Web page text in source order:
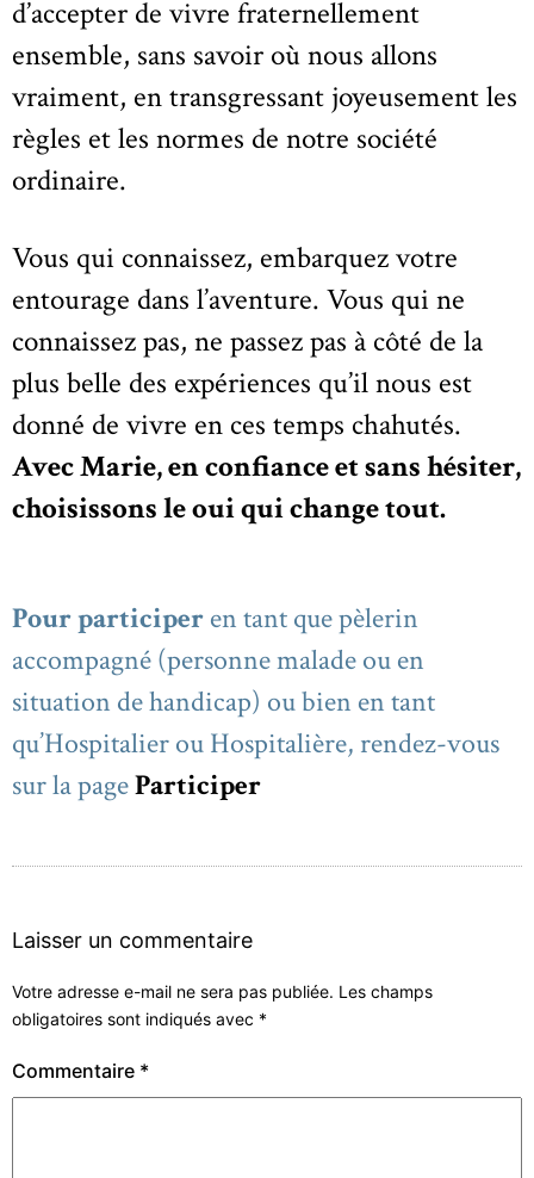
d’accepter de vivre fraternellement
ensemble, sans savoir où nous allons
vraiment, en transgressant joyeusement les
règles et les normes de notre société
ordinaire.
Vous qui connaissez, embarquez votre
entourage dans l’aventure. Vous qui ne
connaissez pas, ne passez pas à côté de la
plus belle des expériences qu’il nous est
donné de vivre en ces temps chahutés.
Avec Marie, en confiance et sans hésiter,
choisissons le oui qui change tout.
Pour participeren tant que pèlerin
accompagné (personne malade ou en
situation de handicap) ou bien en tant
qu’Hospitalier ou Hospitalière, rendez-vous
sur la pageParticiper
Laisser un commentaire
Votre adresse e-mail ne sera pas publiée. Les champs
obligatoires sont indiqués avec *
Commentaire *